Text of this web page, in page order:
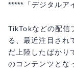
*****「デジタルア
TikTokなどの配信
る、最近注目され
だ上陸したばかり
のコンテンツとな